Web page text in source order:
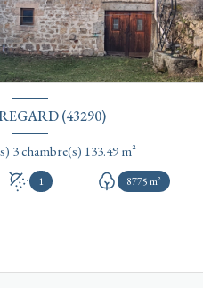
(43290)
Ferme 5 pièce(s) 3 chambre(s) 133.49 m²
1 8775 m²